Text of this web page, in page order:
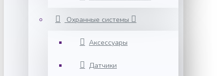
Охранные системы
Аксессуары
Датчики